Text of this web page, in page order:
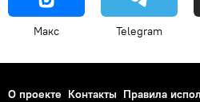
Макс Telegram
О проекте Контакты Правила